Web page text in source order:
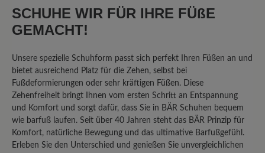
Dieser Schuh ist sehr bequem, der Fuß
hat Platz. Ich bin an sich sehr zufrieden
damit. Leider kommt dann doch
der Schuh nicht als wasserdicht
beworben wurde, sondern nur als
wasserabweisend. Insofern kann ich
sagen: alles TOP
14. April 2023 10:14
SCHUHE WIR FÜR IHRE FÜßE
GEMACHT!
Unsere spezielle Schuhform passt sich perfekt Ihren Füßen an und
bietet ausreichend Platz für die Zehen, selbst bei
Fußdeformierungen oder sehr kräftigen Füßen. Diese
Zehenfreiheit bringt Ihnen vom ersten Schritt an Entspannung
und Komfort und sorgt dafür, dass Sie in BÄR Schuhen bequem
wie barfuß laufen. Seit über 40 Jahren steht das BÄR Prinzip für
Komfort, natürliche Bewegung und das ultimative Barfußgefühl.
Erleben Sie den Unterschied und genießen Sie unvergleichlichen